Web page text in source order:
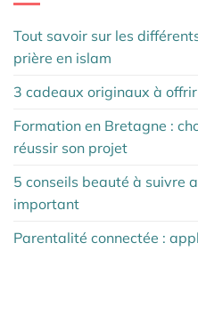
Tout savoir sur les
prière en islam
3 cadeaux originaux à
Formation en Bretagne :
réussir son projet
5 conseils beauté à suivre
important
Parentalité connectée :